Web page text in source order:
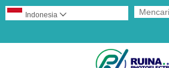
Indonesia 